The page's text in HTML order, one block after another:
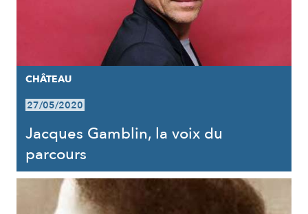
CHÂTEAU
27/05/2020
Jacques Gamblin, la voix du
parcours